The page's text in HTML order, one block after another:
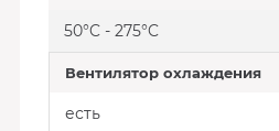
50°C - 275°C
Вентилятор охлаждения
есть